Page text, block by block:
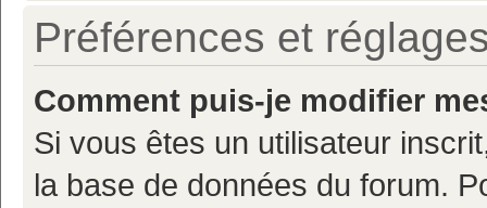
Préférences et
Comment puis-je modifier
Si vous êtes un utilisateur
la base de données du forum.